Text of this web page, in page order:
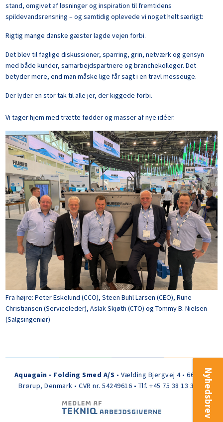
stand, omgivet af løsninger og inspiration til fremtidens
spildevandsrensning – og samtidig oplevede vi noget helt særligt:
Rigtig mange danske gæster lagde vejen forbi.
Det blev til faglige diskussioner, sparring, grin, netværk og gensyn
med både kunder, samarbejdspartnere og branchekolleger. Det
betyder mere, end man måske lige får sagt i en travl messeuge.
Der lyder en stor tak til alle jer, der kiggede forbi.
Vi tager hjem med trætte fødder og masser af nye idéer.
Fra højre: Peter Eskelund (CCO), Steen Buhl Larsen (CEO), Rune
Christiansen (Serviceleder), Aslak Skjøth (CTO) og Tommy B. Nielsen
(Salgsingeniør)
Nyhedsbrev
Aquagain - Folding Smed A/S • Vælding Bjergvej 4 • 6650
Brørup, Denmark • CVR nr. 54249616 • Tlf. +45 75 38 13 30